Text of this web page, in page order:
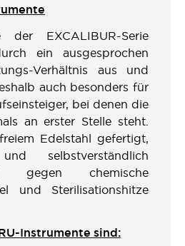
der EXCALIBUR-Serie
ein ausgesprochen
Verhältnis aus und
auch besonders für
bei denen die
an erster Stelle steht.
Edelstahl gefertigt,
selbstverständlich
gegen chemische
und Sterilisationshitze
Instrumente sind: